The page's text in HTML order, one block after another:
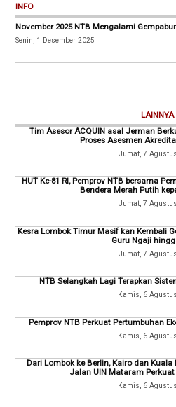
INFO
November 2025 NTB Mengalami
Senin, 1 Desember 2025
LAINNYA
Tim Asesor ACQUIN asal Jerman
Proses Asesmen
Jumat, 7
HUT Ke-81 RI, Pemprov NTB bersama
Bendera Merah Putih
Jumat, 7
Kesra Lombok Timur Masif kan Kembali
Guru Ngaji
Jumat, 7
NTB Selangkah Lagi Terapkan
Kamis, 6
Pemprov NTB Perkuat Pertumbuhan
Kamis, 6
Dari Lombok ke Berlin, Kairo dan Kuala
Jalan UIN Mataram
Kamis, 6